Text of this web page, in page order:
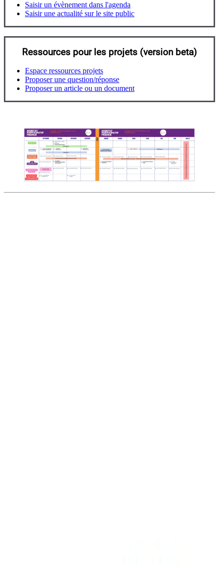
Saisir un évènement dans l'agenda
Saisir une actualité sur le site public
Ressources pour les projets (version beta)
Espace ressources projets
Proposer une question/réponse
Proposer un article ou un document